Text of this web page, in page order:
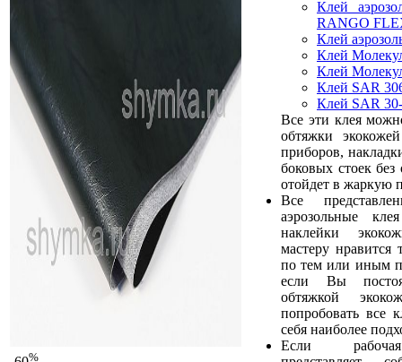
%
Клей
RANGO
Клей
Клей
Клей
Клей SAR
Клей SAR
Все эти клея
обтяжки
приборов,
боковых стоек
отойдет в жаркую
Все
аэрозольные
наклейки
мастеру
по тем или иным
если Вы
обтяжкой
попробовать все
себя наиболее
Если